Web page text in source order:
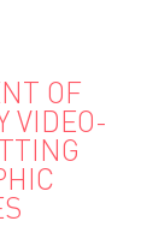
OF
VIDEO-